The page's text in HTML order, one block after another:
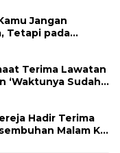
Jangan
Tetapi pada
Terima Lawatan
Hadir Terima